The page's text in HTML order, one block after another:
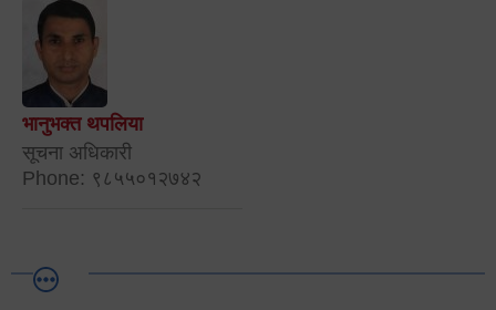
भानुभक्त थपलिया
सूचना अधिकारी
Phone: ९८५५०१२७४२